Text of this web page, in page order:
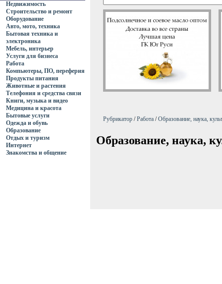
Недвижимость
Строительство и ремонт
Оборудование
Авто, мото, техника
Бытовая техника и
электроника
Мебель, интерьер
Услуги для бизнеса
Работа
Компьютеры, ПО, переферия
Продукты питания
Животные и растения
Телефония и средства связи
Книги, музыка и видео
Медицина и красота
Бытовые услуги
Одежда и обувь
Образование
Отдых и туризм
Интернет
Знакомства и общение
Рубрикатор /Работа /Образование, наука,
Образование, наука,